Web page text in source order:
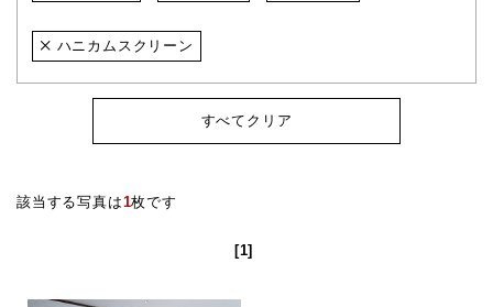
ハニカムスクリーン
すべてクリア
該当する写真は1枚です
[1]